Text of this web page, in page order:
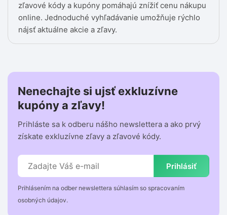
zľavové kódy a kupóny pomáhajú znížiť cenu nákupu
online. Jednoduché vyhľadávanie umožňuje rýchlo
nájsť aktuálne akcie a zľavy.
Nenechajte si ujsť exkluzívne
kupóny a zľavy!
Prihláste sa k odberu nášho newslettera a ako prvý
získate exkluzívne zľavy a zľavové kódy.
Prihlásiť
Prihlásením na odber newslettera súhlasím so spracovaním
osobných údajov.